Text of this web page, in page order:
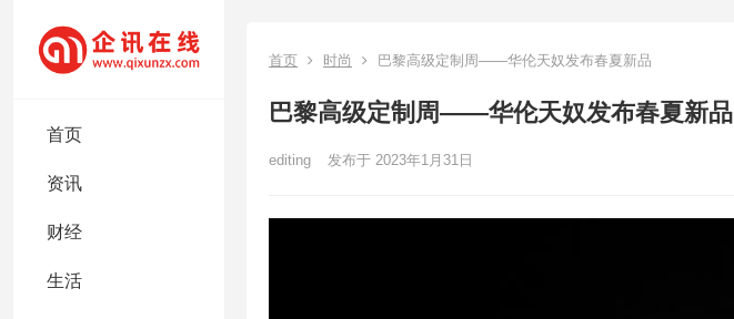
首页
资讯
财经
生活
首页 时尚 巴黎高级定制周——华伦天奴发布春夏新品
巴黎高级定制周——华伦天奴发布春夏新品
editing 发布于 2023年1月31日